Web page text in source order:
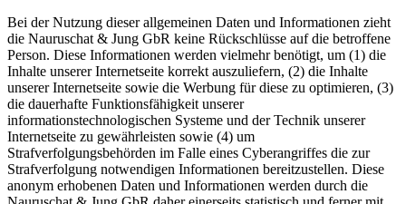
Bei der Nutzung dieser allgemeinen Daten und Informationen zieht
die Nauruschat & Jung GbR keine Rückschlüsse auf die betroffene
Person. Diese Informationen werden vielmehr benötigt, um (1) die
Inhalte unserer Internetseite korrekt auszuliefern, (2) die Inhalte
unserer Internetseite sowie die Werbung für diese zu optimieren, (3)
die dauerhafte Funktionsfähigkeit unserer
informationstechnologischen Systeme und der Technik unserer
Internetseite zu gewährleisten sowie (4) um
Strafverfolgungsbehörden im Falle eines Cyberangriffes die zur
Strafverfolgung notwendigen Informationen bereitzustellen. Diese
anonym erhobenen Daten und Informationen werden durch die